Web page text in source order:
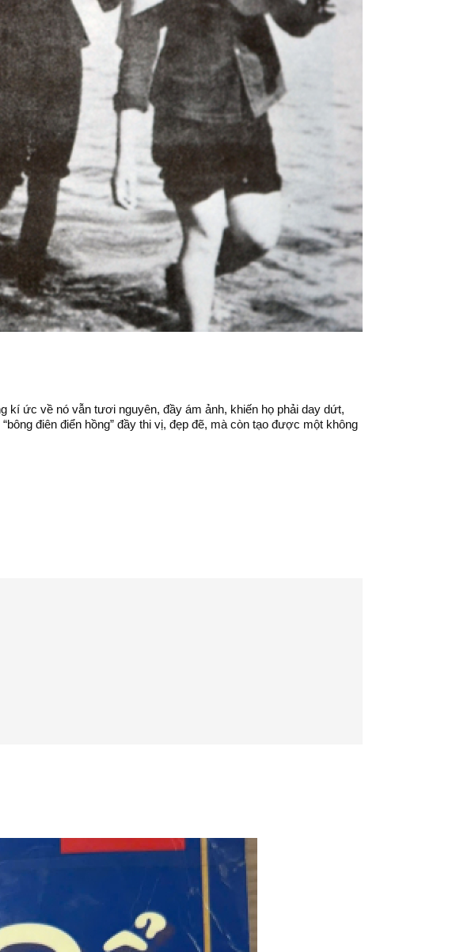
kí ức về nó vẫn tươi nguyên, đầy ám ảnh, khiến họ phải day dứt,
điên điển hồng” đầy thi vị, đẹp đẽ, mà còn tạo được một không